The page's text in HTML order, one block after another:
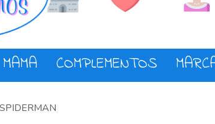
MAMA COMPLEMENTOS